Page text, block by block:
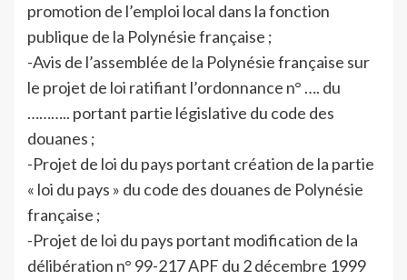
promotion de l’emploi local dans la fonction
publique de la Polynésie française ;
-Avis de l’assemblée de la Polynésie française sur
le projet de loi ratifiant l’ordonnance n° …. du
……….. portant partie législative du code des
douanes ;
-Projet de loi du pays portant création de la partie
« loi du pays » du code des douanes de Polynésie
française ;
-Projet de loi du pays portant modification de la
délibération n° 99-217 APF du 2 décembre 1999